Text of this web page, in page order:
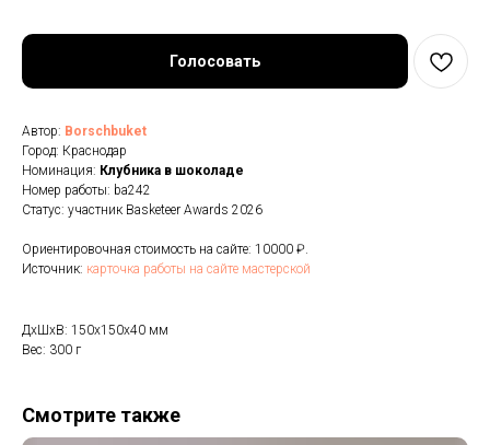
Голосовать
Автор: Borschbuket
Город: Краснодар
Номинация: Клубника в шоколаде
Номер работы: ba242
Статус: участник Basketeer Awards 2026
Ориентировочная стоимость на сайте: 10000 ₽.
Источник: карточка работы на сайте мастерской
ДxШxВ: 150x150x40 мм
Вес: 300 г
Смотрите также